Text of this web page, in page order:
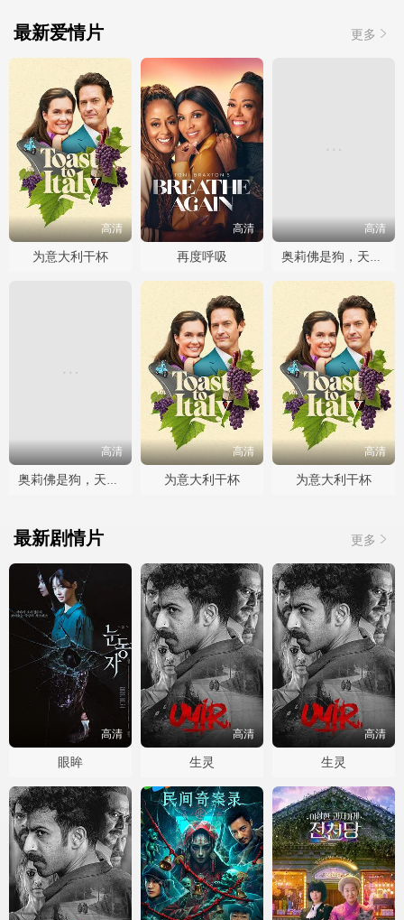
更多
最新爱情片
高清
为意大利干杯
高清
再度呼吸
高清
高清 高清
为意大利干杯
高清
为意大利干杯
更多
最新剧情片
高清
眼眸
高清
生灵
高清
生灵